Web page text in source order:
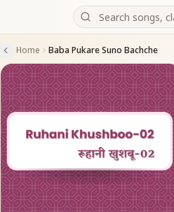
Home Baba Pukare Suno Bachche